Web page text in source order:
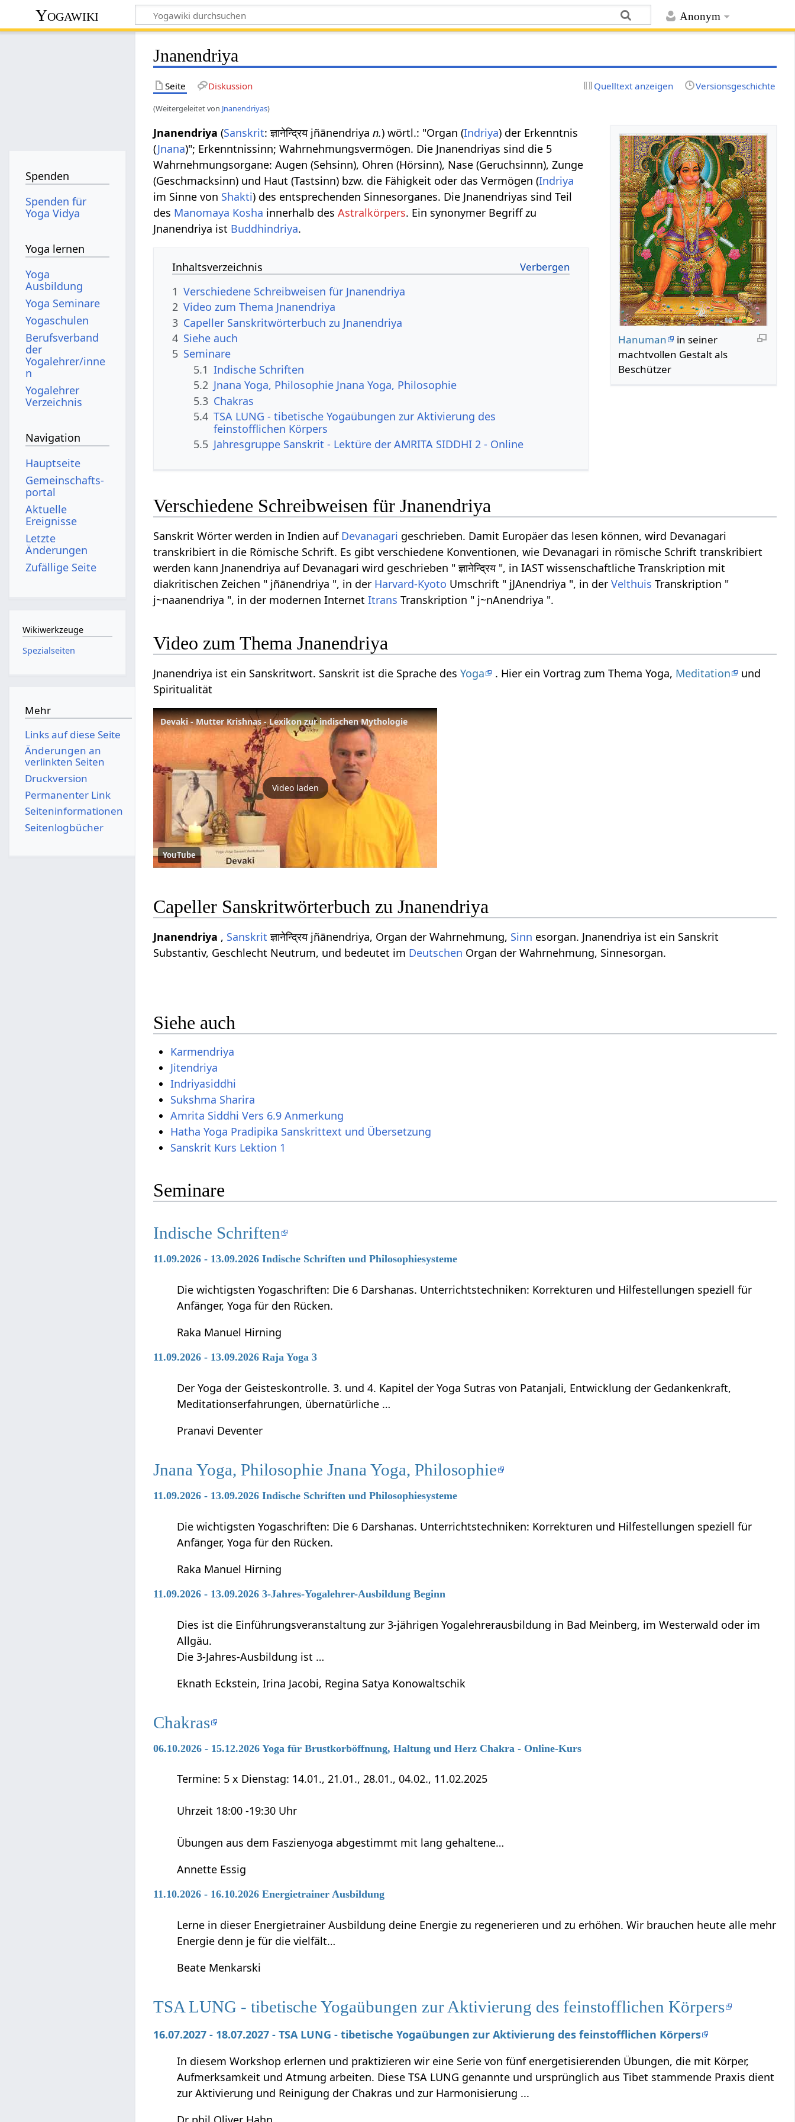
Anonym
Yogawiki
Jnanendriya
Seite Diskussion Quelltext anzeigen Versionsgeschichte
(Weitergeleitet von Jnanendriyas)
Hanuman
in seiner
machtvollen Gestalt als
Beschützer
Jnanendriya (Sanskrit: ज्ञानेन्द्रिय jñānendriyan.) wörtl.: "Organ (Indriya) der Erkenntnis
(Jnana)"; Erkenntnissinn; Wahrnehmungsvermögen. Die Jnanendriyas sind die 5
Wahrnehmungsorgane: Augen (Sehsinn), Ohren (Hörsinn), Nase (Geruchsinnn), Zunge
(Geschmacksinn) und Haut (Tastsinn) bzw. die Fähigkeit oder das Vermögen (Indriya
im Sinne von Shakti) des entsprechenden Sinnesorganes. Die Jnanendriyas sind Teil
des Manomaya Kosha innerhalb desAstralkörpers. Ein synonymer Begriff zu
Jnanendriya ist Buddhindriya.
Inhaltsverzeichnis
1 Verschiedene Schreibweisen für Jnanendriya
2 Video zum Thema Jnanendriya
3 Capeller Sanskritwörterbuch zu Jnanendriya
4 Siehe auch
5 Seminare
5.1 Indische Schriften
5.2 Jnana Yoga, Philosophie Jnana Yoga, Philosophie
5.3 Chakras
5.4 TSA LUNG - tibetische Yogaübungen zur Aktivierung des
feinstofflichen Körpers
5.5 Jahresgruppe Sanskrit - Lektüre der AMRITA SIDDHI 2 - Online
Verschiedene Schreibweisen für Jnanendriya
Sanskrit Wörter werden in Indien auf Devanagari geschrieben. Damit Europäer das lesen können, wird Devanagari
transkribiert in die Römische Schrift. Es gibt verschiedene Konventionen, wie Devanagari in römische Schrift transkribiert
werden kann Jnanendriya auf Devanagari wird geschrieben " ज्ञानेन्द्रिय ", in IAST wissenschaftliche Transkription mit
diakritischen Zeichen " jñānendriya ", in der Harvard-Kyoto Umschrift " jJAnendriya ", in derVelthuis Transkription "
j~naanendriya ", in der modernen InternetItrans Transkription " j~nAnendriya ".
Video zum Thema Jnanendriya
Jnanendriya ist ein Sanskritwort. Sanskrit ist die Sprache desYoga . Hier ein Vortrag zum Thema Yoga, Meditation
und
Spiritualität
Devaki - Mutter Krishnas - Lexikon zur indischen Mythologie
Video laden
YouTube
Capeller Sanskritwörterbuch zu Jnanendriya
Jnanendriya , Sanskrit ज्ञानेन्द्रिय jñānendriya, Organ der Wahrnehmung, Sinn esorgan. Jnanendriya ist ein Sanskrit
Substantiv, Geschlecht Neutrum, und bedeutet im Deutschen Organ der Wahrnehmung, Sinnesorgan.
Siehe auch
Karmendriya
Jitendriya
Indriyasiddhi
Sukshma Sharira
Amrita Siddhi Vers 6.9 Anmerkung
Hatha Yoga Pradipika Sanskrittext und Übersetzung
Sanskrit Kurs Lektion 1
Seminare
Indische Schriften
11.09.2026 - 13.09.2026 Indische Schriften und Philosophiesysteme
Die wichtigsten Yogaschriften: Die 6 Darshanas. Unterrichtstechniken: Korrekturen und Hilfestellungen speziell für
Anfänger, Yoga für den Rücken.
Raka Manuel Hirning
11.09.2026 - 13.09.2026 Raja Yoga 3
Der Yoga der Geisteskontrolle. 3. und 4. Kapitel der Yoga Sutras von Patanjali, Entwicklung der Gedankenkraft,
Meditationserfahrungen, übernatürliche …
Pranavi Deventer
Jnana Yoga, Philosophie Jnana Yoga, Philosophie
11.09.2026 - 13.09.2026 Indische Schriften und Philosophiesysteme
Die wichtigsten Yogaschriften: Die 6 Darshanas. Unterrichtstechniken: Korrekturen und Hilfestellungen speziell für
Anfänger, Yoga für den Rücken.
Raka Manuel Hirning
11.09.2026 - 13.09.2026 3-Jahres-Yogalehrer-Ausbildung Beginn
Dies ist die Einführungsveranstaltung zur 3-jährigen Yogalehrerausbildung in Bad Meinberg, im Westerwald oder im
Allgäu.
Die 3-Jahres-Ausbildung ist …
Eknath Eckstein, Irina Jacobi, Regina Satya Konowaltschik
Chakras
06.10.2026 - 15.12.2026 Yoga für Brustkorböffnung, Haltung und Herz Chakra - Online-Kurs
Termine: 5 x Dienstag: 14.01., 21.01., 28.01., 04.02., 11.02.2025
Uhrzeit 18:00 -19:30 Uhr
Übungen aus dem Faszienyoga abgestimmt mit lang gehaltene…
Annette Essig
11.10.2026 - 16.10.2026 Energietrainer Ausbildung
Lerne in dieser Energietrainer Ausbildung deine Energie zu regenerieren und zu erhöhen. Wir brauchen heute alle mehr
Energie denn je für die vielfält…
Beate Menkarski
TSA LUNG - tibetische Yogaübungen zur Aktivierung des feinstofflichen Körpers
16.07.2027 - 18.07.2027 - TSA LUNG - tibetische Yogaübungen zur Aktivierung des feinstofflichen Körpers
In diesem Workshop erlernen und praktizieren wir eine Serie von fünf energetisierenden Übungen, die mit Körper,
Aufmerksamkeit und Atmung arbeiten. Diese TSA LUNG genannte und ursprünglich aus Tibet stammende Praxis dient
zur Aktivierung und Reinigung der Chakras und zur Harmonisierung ...
Spenden
Spenden für
Yoga Vidya
Yoga lernen
Yoga
Ausbildung
Yoga Seminare
Yogaschulen
Berufsverband
der
Yogalehrer/inne
n
Yogalehrer
Verzeichnis
Navigation
Hauptseite
Gemeinschafts­
portal
Aktuelle
Ereignisse
Letzte
Änderungen
Zufällige Seite
Wikiwerkzeuge
Spezialseiten
Mehr
Links auf diese Seite
Änderungen an
verlinkten Seiten
Druckversion
Permanenter Link
Seiten­­informationen
Seitenlogbücher